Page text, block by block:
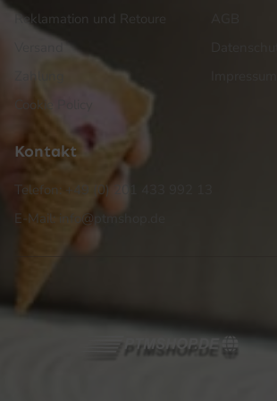
Reklamation und Retoure
Cookie Policy
Kontakt
Telefon: +49 (0) 201 433 992 13
E-Mail: info@ptmshop.de